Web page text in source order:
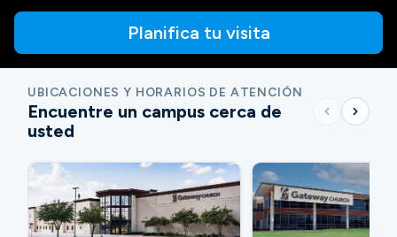
Planifica tu visita
UBICACIONES Y HORARIOS DE ATENCIÓN
Encuentre un campus cerca de
usted